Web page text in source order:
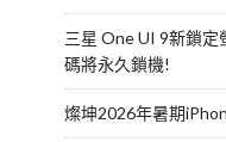
三星 One UI 9新鎖定
碼將永久鎖機!
燦坤2026年暑期